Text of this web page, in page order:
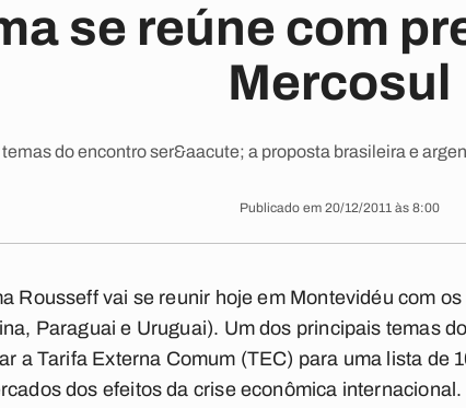
se reúne com
Mercosul
do encontro ser&aacute; a proposta brasileira e
Publicado em 20/12/2011 às 8:00
Rousseff vai se reunir hoje em Montevidéu com
Paraguai e Uruguai). Um dos principais temas
a Tarifa Externa Comum (TEC) para uma lista de
dos efeitos da crise econômica